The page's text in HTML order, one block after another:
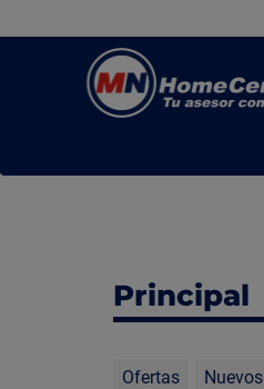
Center
Principal
Ofertas